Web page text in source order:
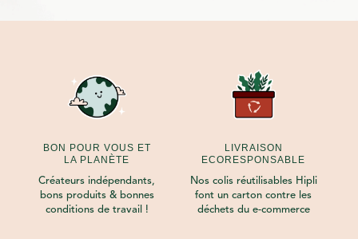
BON POUR VOUS ET
LA PLANÈTE
Créateurs indépendants,
bons produits & bonnes
conditions de travail !
LIVRAISON
ECORESPONSABLE
Nos colis réutilisables Hipli
font un carton contre les
déchets du e-commerce